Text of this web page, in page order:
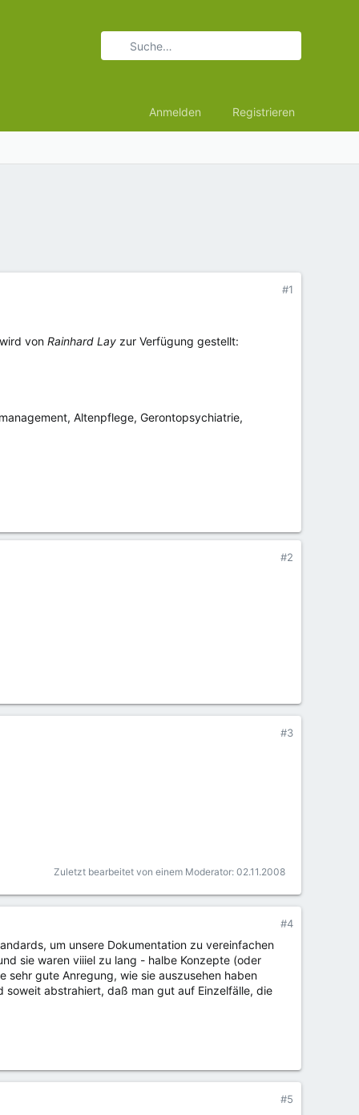
Anmelden Registrieren
#1
von Rainhard Lay zur Verfügung gestellt:
Altenpflege, Gerontopsychiatrie,
#2
#3
Zuletzt bearbeitet von einem Moderator: 02.11.2008
#4
um unsere Dokumentation zu vereinfachen
sie waren viiiel zu lang - halbe Konzepte (oder
sehr gute Anregung, wie sie auszusehen haben
abstrahiert, daß man gut auf Einzelfälle, die
#5